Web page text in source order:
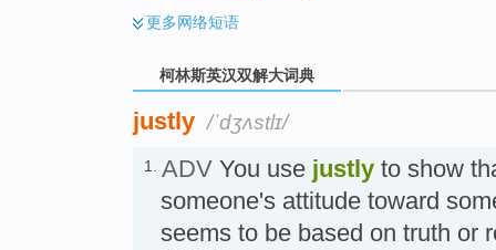
更多网络短语
柯林斯英汉双解大词典
justly /ˈdʒʌstlɪ/
1. ADV You use justly to show
someone's attitude toward
seems to be based on truth or